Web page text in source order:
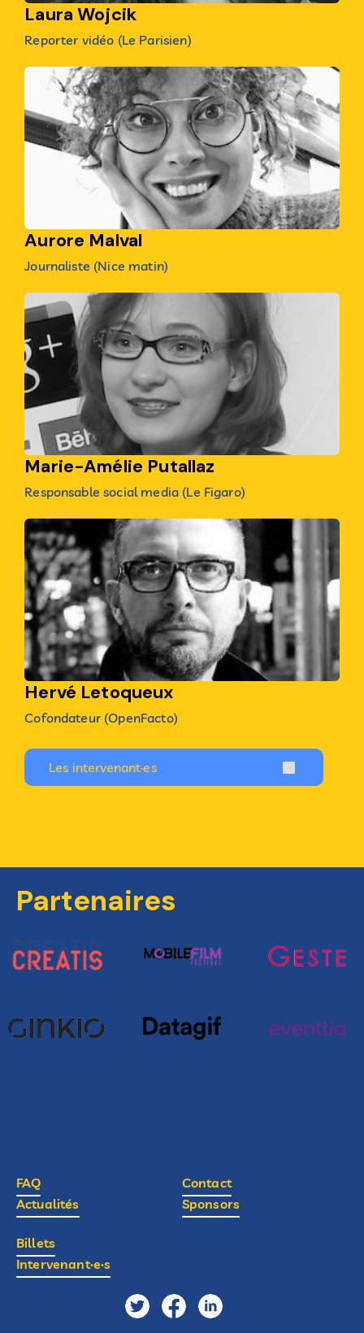
Laura Wojcik
Reporter vidéo (Le Parisien)
Aurore Malval
Journaliste (Nice matin)
Marie-Amélie Putallaz
Responsable social media (Le Figaro)
Hervé Letoqueux
Cofondateur (OpenFacto)
Les intervenant·es
Partenaires
FAQ
Actualités
Contact
Sponsors
Billets
Intervenant·e·s